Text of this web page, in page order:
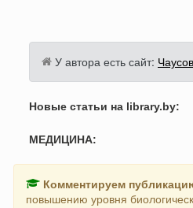
У автора есть сайт:
Новые статьи на library.by:
МЕДИЦИНА:
Комментируем
повышению уровня